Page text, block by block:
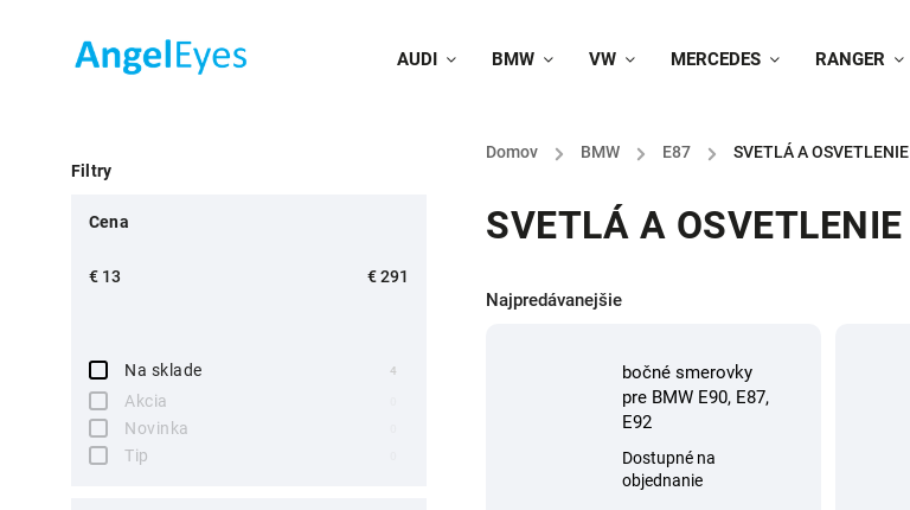
AUDI BMW VW MERCEDES RANGER
Domov / BMW / E87 /
SVETLÁ A OSVETLENIE
Filtry
Cena
€ 13 €291
Na sklade 4
Akcia
Novinka
Tip
SVETLÁ A OSVETLENIE
Najpredávanejšie
bočné smerovky
pre BMW E90, E87,
E92
Dostupné na
objednanie